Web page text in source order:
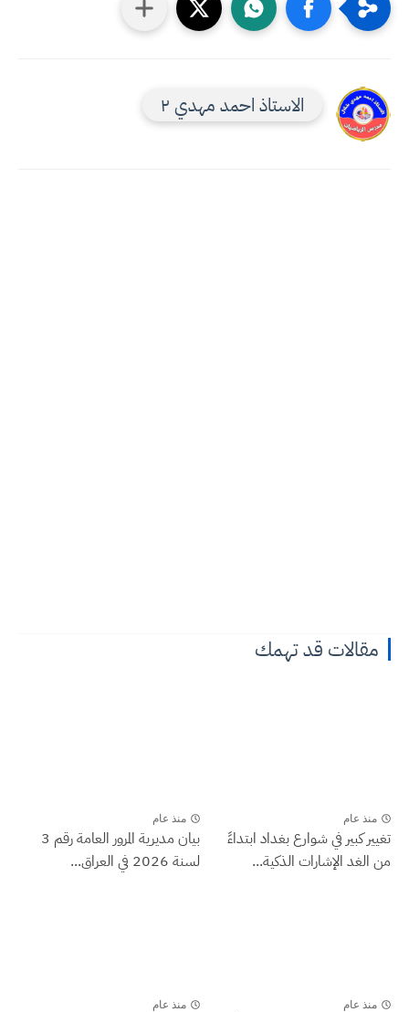
الاستاذ احمد مهدي ٢
مقالات قد تهمك
منذ عام
تغيير كبير في شوارع بغداد ابتداءً
من الغد الإشارات الذكية...
منذ عام
بيان مديرية المرور العامة رقم 3
لسنة 2026 في العراق...
منذ عام منذ عام